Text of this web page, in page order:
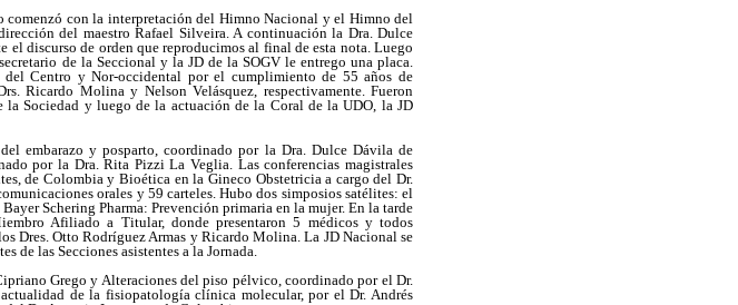
comenzó con la interpretación del Himno Nacional y el Himno del
del maestro Rafael Silveira. A continuación la Dra. Dulce
discurso de orden que reproducimos al final de esta nota. Luego
de la Seccional y la JD de la SOGV le entrego una placa.
Centro y Nor-occidental por el cumplimiento de 55 años de
Ricardo Molina y Nelson Velásquez, respectivamente. Fueron
Sociedad y luego de la actuación de la Coral de la UDO, la JD
embarazo y posparto, coordinado por la Dra. Dulce Dávila de
por la Dra. Rita Pizzi La Veglia. Las conferencias magistrales
de Colombia y Bioética en la Gineco Obstetricia a cargo del Dr.
orales y 59 carteles. Hubo dos simposios satélites: el
Schering Pharma: Prevención primaria en la mujer. En la tarde
Afiliado a Titular, donde presentaron 5 médicos y todos
Dres. Otto Rodríguez Armas y Ricardo Molina. La JD Nacional se
de las Secciones asistentes a la Jornada.
Grego y Alteraciones del piso pélvico, coordinado por el Dr.
de la fisiopatología clínica molecular, por el Dr. Andrés